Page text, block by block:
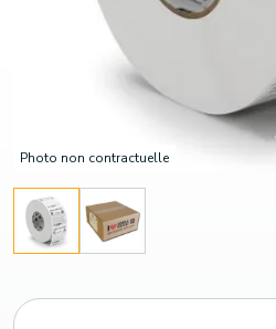
Photo non contractuelle